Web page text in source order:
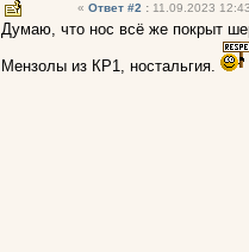
« Ответ #2 : 11.09.2023
Думаю, что нос всё же покрыт
Мензолы из КР1, ностальгия.